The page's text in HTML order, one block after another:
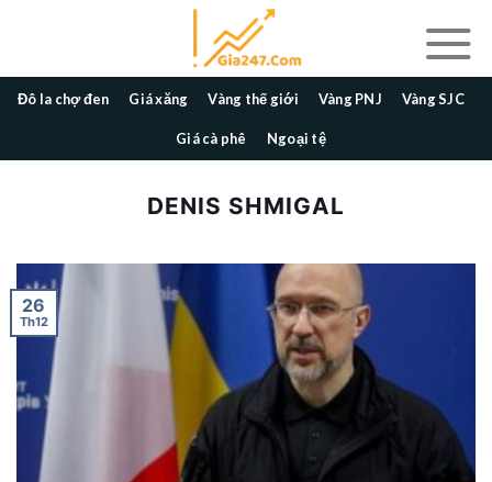
Đô la chợ đen Giá xăng Vàng thế giới Vàng PNJ Vàng SJC
Giá cà phê Ngoại tệ
DENIS SHMIGAL
26
Th12